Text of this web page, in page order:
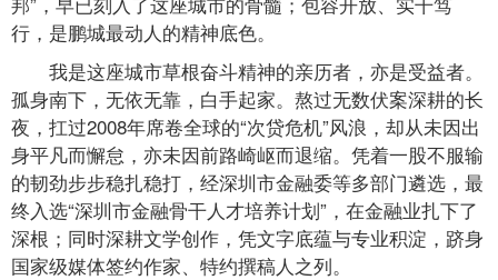
行，是鹏城最动人的精神底色。
我是这座城市草根奋斗精神的亲历者，亦是受益者。
孤身南下，无依无靠，白手起家。熬过无数伏案深耕的长
夜，扛过2008年席卷全球的“次贷危机”风浪，却从未因出
身平凡而懈怠，亦未因前路崎岖而退缩。凭着一股不服输
的韧劲步步稳扎稳打，经深圳市金融委等多部门遴选，最
终入选“深圳市金融骨干人才培养计划”，在金融业扎下了
深根；同时深耕文学创作，凭文字底蕴与专业积淀，跻身
国家级媒体签约作家、特约撰稿人之列。